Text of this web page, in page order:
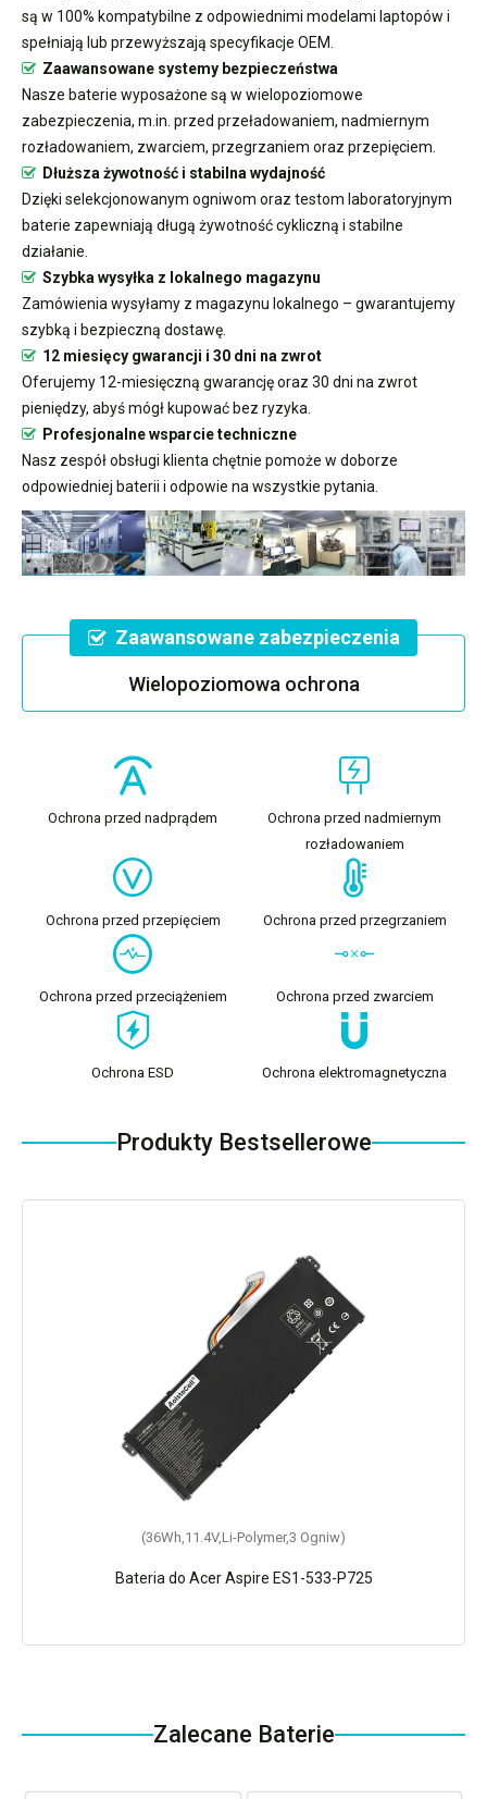
są w 100% kompatybilne z odpowiednimi modelami laptopów i
spełniają lub przewyższają specyfikacje OEM.
Zaawansowane systemy bezpieczeństwa
Nasze baterie wyposażone są w wielopoziomowe
zabezpieczenia, m.in. przed przeładowaniem, nadmiernym
rozładowaniem, zwarciem, przegrzaniem oraz przepięciem.
Dłuższa żywotność i stabilna wydajność
Dzięki selekcjonowanym ogniwom oraz testom laboratoryjnym
baterie zapewniają długą żywotność cykliczną i stabilne
działanie.
Szybka wysyłka z lokalnego magazynu
Zamówienia wysyłamy z magazynu lokalnego – gwarantujemy
szybką i bezpieczną dostawę.
12 miesięcy gwarancji i 30 dni na zwrot
Oferujemy 12-miesięczną gwarancję oraz 30 dni na zwrot
pieniędzy, abyś mógł kupować bez ryzyka.
Profesjonalne wsparcie techniczne
Nasz zespół obsługi klienta chętnie pomoże w doborze
odpowiedniej baterii i odpowie na wszystkie pytania.
Zaawansowane zabezpieczenia
Wielopoziomowa ochrona
Ochrona przed nadprądem
Ochrona przed nadmiernym
rozładowaniem
Ochrona przed przepięciem Ochrona przed przegrzaniem
Ochrona przed przeciążeniem Ochrona przed zwarciem
Ochrona ESD Ochrona elektromagnetyczna
Produkty Bestsellerowe
(36Wh,11.4V,Li-Polymer,3 Ogniw)
Bateria do Acer Aspire ES1-533-P725
Zalecane Baterie